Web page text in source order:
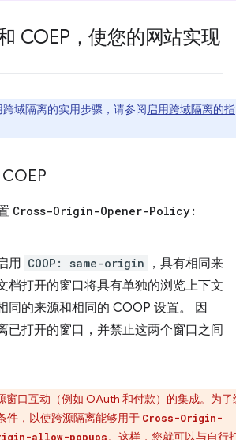
COEP，使您的网站实现
跨域隔离的实用步骤，请参阅启用跨域隔离的指
Cross-Origin-Opener-Policy:
用 COOP: same-origin
，具有相同来
档打开的窗口将具有单独的浏览上下文
同的来源和相同的 COOP 设置。 因
已打开的窗口，并禁止这两个窗口之间
窗口互动（例如 OAuth 和付款）的集成。为了
件 ，以使跨源隔离能够用于 Cross-Origin-
allow-popups。这样，您就可以与自行